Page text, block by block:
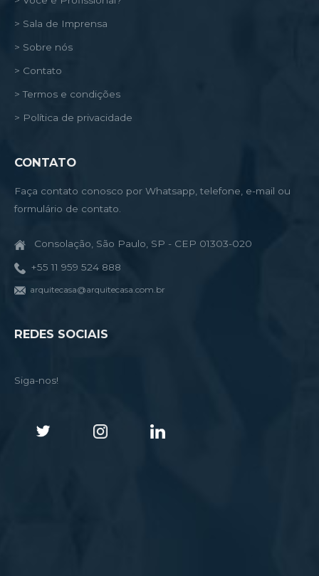
> Sala de Imprensa
> Sobre nós
> Contato
> Termos e condições
> Política de privacidade
CONTATO
Faça contato conosco por Whatsapp, telefone, e-mail ou
formulário de contato.
Consolação, São Paulo, SP - CEP 01303-020
+55 11 959 524 888
arquitecasa@arquitecasa.com.br
REDES SOCIAIS
Siga-nos!